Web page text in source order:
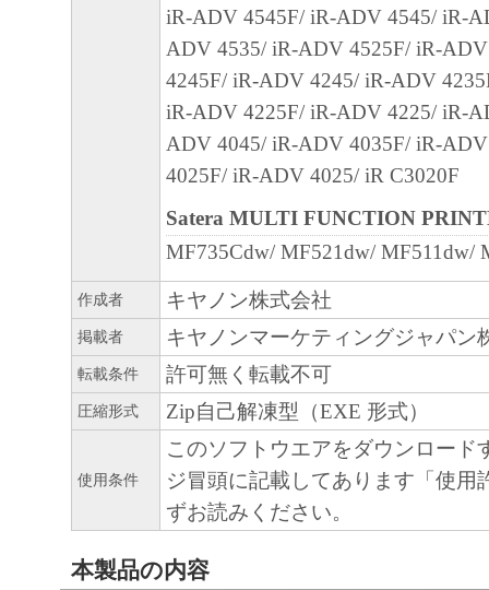
９．U.S. GOVERNMENT RESTRICTED
“米国政府エンドユーザー”とは、米国政府
を意味します。もしお客様が米国政府エン
る場合、以下の規定が適用されます ： The
"commercial item," as that term is defined at
1995), consisting of "commercial computer
used in 48 C.F.R. 12.212 (Sept 1995).
12.212 and 48 C.F.R. 227.7202-1 through
1995), all U.S. Government End Users shall
SOFTWARE with only those rights set forth
manufacturer is Canon Inc./30-2,
ku, Tokyo 146-8501, Japan.
本条項中で使用される"the SOFTWARE"と
定義される「本ソフトウェア」を意味し、
します。
10．分離可能性
本契約書のいずれかの条項またはその一部
iR-ADV 4545F/ iR-ADV 4545/ iR-
ADV 4535/ iR-ADV 4525F/ iR-
4245F/ iR-ADV 4245/ iR-ADV
iR-ADV 4225F/ iR-ADV 4225/ iR-
ADV 4045/ iR-ADV 4035F/ iR-
4025F/ iR-ADV 4025/ iR C3020F
Satera MULTI FUNCTION
MF735Cdw/ MF521dw/ MF511dw/
作成者 キヤノン株式会社
掲載者 キヤノンマーケティングジャパン
転載条件 許可無く転載不可
圧縮形式 Zip自己解凍型（EXE 形式）
使用条件
このソフトウエアをダウンロード
ジ冒頭に記載してあります「使用
ずお読みください。
本製品の内容